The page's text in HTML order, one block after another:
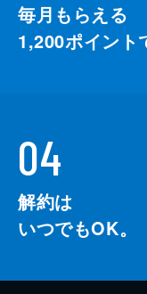
毎月もらえる
1,200ポイント
04
解約は
いつでもOK。